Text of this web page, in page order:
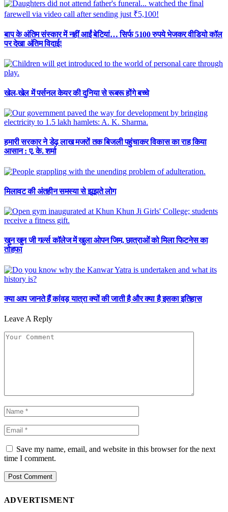
बाप के अंतिम संस्कार में नहीं आईं बेटियां… सिर्फ 5100 रुपये भेजकर वीडियो कॉल
पर देखा अंतिम विदाई!
खेल-खेल में पर्सनल केयर की दुनिया से रूबरू होंगे बच्चे
हमारी सरकार ने डेढ़ लाख मजरों तक बिजली पहुंचाकर विकास का राह किया
आसान : ए. के. शर्मा
मिलावट की अंतहीन समस्या से झूझते लोग
खुन खुन जी गर्ल्स कॉलेज में खुला ओपन जिम, छात्राओं को मिला फिटनेस का
तोहफा
क्या आप जानते हैं कांवड़ यात्रा क्यों की जाती है और क्या है इसका इतिहास
Leave A Reply
Save my name, email, and website in this browser for the next
time I comment.
ADVERTISMENT